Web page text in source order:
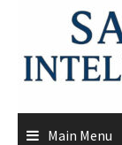
content
Main Menu